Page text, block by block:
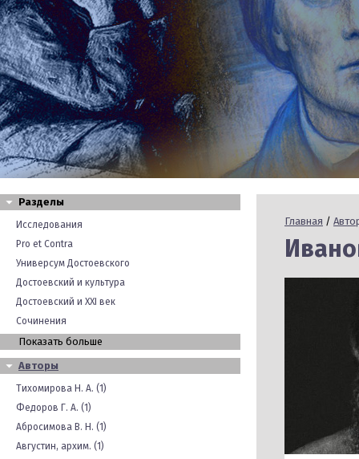
Разделы
Исследования
Pro et Contra
Универсум Достоевского
Достоевский и культура
Достоевский и XXI век
Сочинения
Показать больше
Авторы
Тихомирова Н. А. (1)
Федоров Г. А. (1)
Абросимова В. Н. (1)
Августин, архим. (1)
Главная /